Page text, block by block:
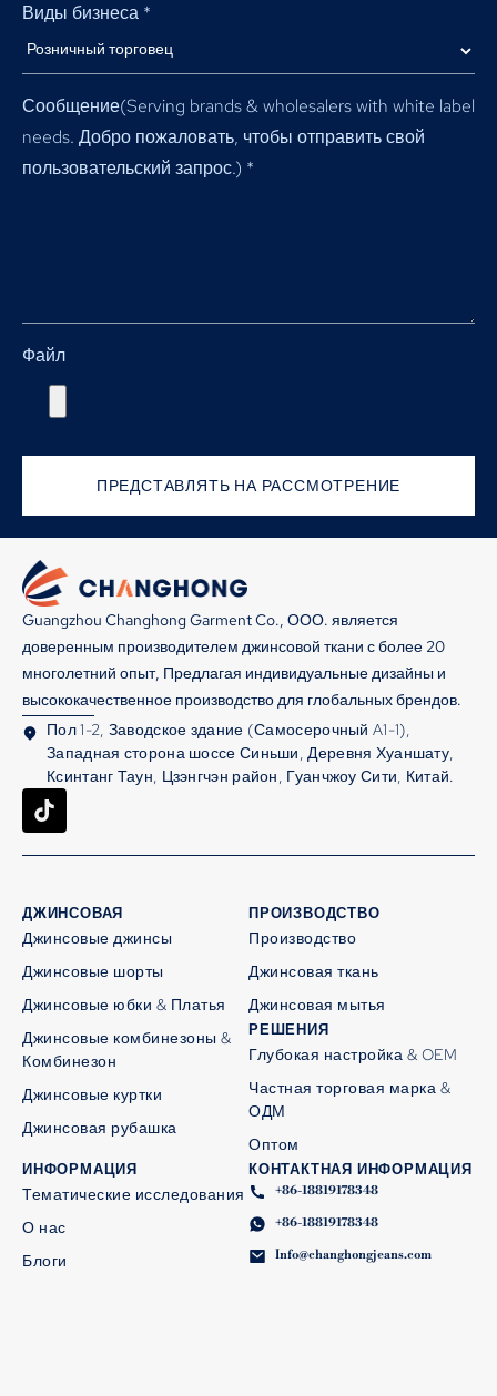
Виды бизнеса *
Сообщение(Serving brands & wholesalers with white label
needs. Добро пожаловать, чтобы отправить свой
пользовательский запрос.) *
Файл
ПРЕДСТАВЛЯТЬ НА РАССМОТРЕНИЕ
Guangzhou Changhong Garment Co., ООО. является
доверенным производителем джинсовой ткани с более 20
многолетний опыт, Предлагая индивидуальные дизайны и
высококачественное производство для глобальных брендов.
Пол 1-2, Заводское здание (Самосерочный A1-1),
Западная сторона шоссе Синьши, Деревня Хуаншату,
Ксинтанг Таун, Цзэнгчэн район, Гуанчжоу Сити, Китай.
ДЖИНСОВАЯ
Джинсовые джинсы
Джинсовые шорты
Джинсовые юбки & Платья
Джинсовые комбинезоны &
Комбинезон
Джинсовые куртки
Джинсовая рубашка
ПРОИЗВОДСТВО
Производство
Джинсовая ткань
Джинсовая мытья
РЕШЕНИЯ
Глубокая настройка & OEM
Частная торговая марка &
ОДМ
Оптом
ИНФОРМАЦИЯ
Тематические исследования
О нас
Блоги
КОНТАКТНАЯ ИНФОРМАЦИЯ
+86-18819178348
+86-18819178348
Info@changhongjeans.com